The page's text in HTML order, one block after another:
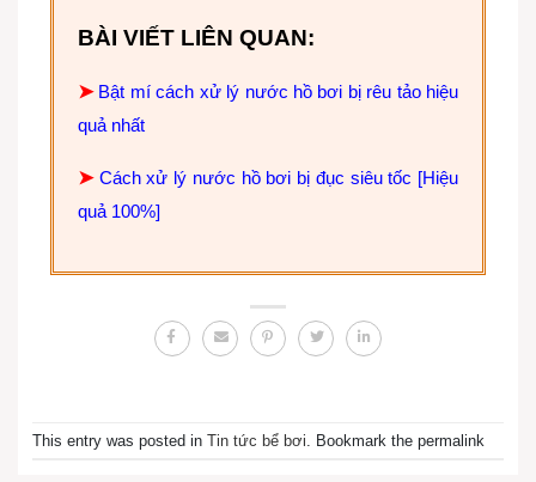
BÀI VIẾT LIÊN QUAN:
➤ Bật mí cách xử lý nước hồ bơi bị rêu tảo hiệu
quả nhất
➤ Cách xử lý nước hồ bơi bị đục siêu tốc [Hiệu
quả 100%]
This entry was posted in Tin tức bể bơi. Bookmark the permalink